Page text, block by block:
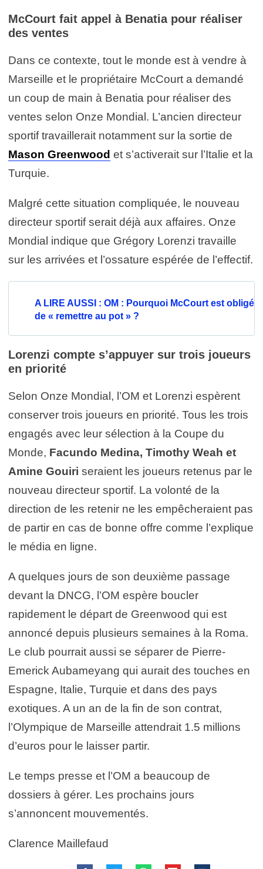
McCourt fait appel à Benatia pour réaliser
des ventes
Dans ce contexte, tout le monde est à vendre à
Marseille et le propriétaire McCourt a demandé
un coup de main à Benatia pour réaliser des
ventes selon Onze Mondial. L’ancien directeur
sportif travaillerait notamment sur la sortie de
Mason Greenwood et s’activerait sur l’Italie et la
Turquie.
Malgré cette situation compliquée, le nouveau
directeur sportif serait déjà aux affaires. Onze
Mondial indique que Grégory Lorenzi travaille
sur les arrivées et l’ossature espérée de l’effectif.
A LIRE AUSSI : OM : Pourquoi McCourt est obligé
de « remettre au pot » ?
Lorenzi compte s’appuyer sur trois joueurs
en priorité
Selon Onze Mondial, l’OM et Lorenzi espèrent
conserver trois joueurs en priorité. Tous les trois
engagés avec leur sélection à la Coupe du
Monde, Facundo Medina, Timothy Weah et
Amine Gouiri seraient les joueurs retenus par le
nouveau directeur sportif. La volonté de la
direction de les retenir ne les empêcheraient pas
de partir en cas de bonne offre comme l’explique
le média en ligne.
A quelques jours de son deuxième passage
devant la DNCG, l’OM espère boucler
rapidement le départ de Greenwood qui est
annoncé depuis plusieurs semaines à la Roma.
Le club pourrait aussi se séparer de Pierre-
Emerick Aubameyang qui aurait des touches en
Espagne, Italie, Turquie et dans des pays
exotiques. A un an de la fin de son contrat,
l’Olympique de Marseille attendrait 1.5 millions
d’euros pour le laisser partir.
Le temps presse et l’OM a beaucoup de
dossiers à gérer. Les prochains jours
s’annoncent mouvementés.
Clarence Maillefaud